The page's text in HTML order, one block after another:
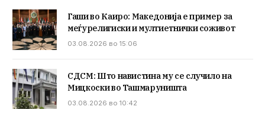
Гаши во Каиро: Македонија е пример за
меѓурелигиски и мултиетнички соживот
03.08.2026 во 15:06
СДСМ: Што навистина му се случило на
Мицкоски во Ташмаруништа
03.08.2026 во 10:42